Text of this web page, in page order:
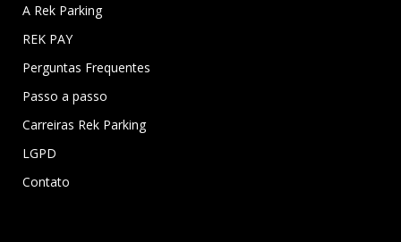
A Rek Parking
REK PAY
Perguntas Frequentes
Passo a passo
Carreiras Rek Parking
LGPD
Contato